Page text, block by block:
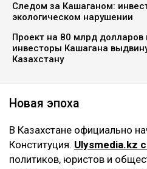
Следом за Кашаганом:
экологическом нарушении
Проект на 80 млрд долларов
инвесторы Кашагана
Казахстану
Новая эпоха
В Казахстане официально
Конституция. Ulysmedia.kz
политиков, юристов и